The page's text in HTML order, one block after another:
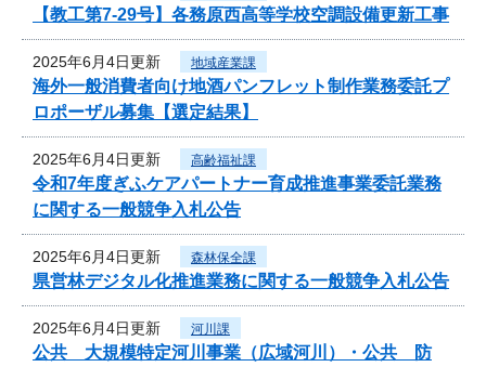
【教工第7-29号】各務原西高等学校空調設備更新工事
2025年6月4日更新 地域産業課
海外一般消費者向け地酒パンフレット制作業務委託プ
ロポーザル募集【選定結果】
2025年6月4日更新 高齢福祉課
令和7年度ぎふケアパートナー育成推進事業委託業務
に関する一般競争入札公告
2025年6月4日更新 森林保全課
県営林デジタル化推進業務に関する一般競争入札公告
2025年6月4日更新 河川課
公共 大規模特定河川事業（広域河川）・公共 防